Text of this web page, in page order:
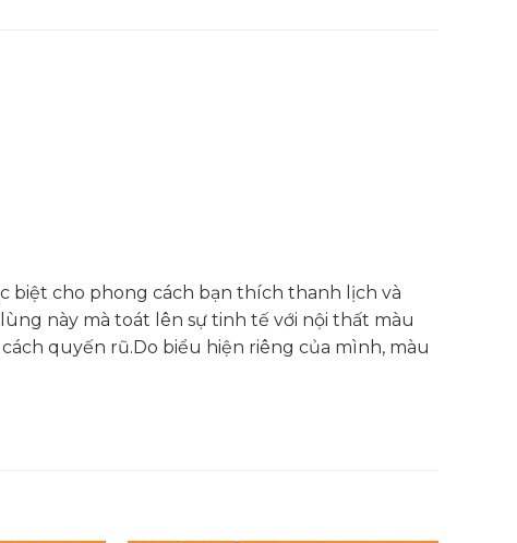
biệt cho phong cách bạn thích thanh lịch và
này mà toát lên sự tinh tế với nội thất màu
quyến rũ.Do biểu hiện riêng của mình, màu